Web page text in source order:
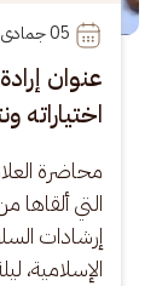
05
عنوان
اختياراته
محاضرة
التي
إرشادات
الإسلامية، ليلة الجمعة 7